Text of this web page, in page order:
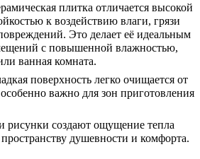
плитка отличается высокой
к воздействию влаги, грязи
Это делает её идеальным
с повышенной влажностью,
ванная комната.
поверхность легко очищается от
важно для зон приготовления
рисунки создают ощущение тепла
душевности и комфорта.